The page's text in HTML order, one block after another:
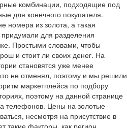
комбинации, подходящие под
для конечного покупателя.
номера из золота, а такая
для разделения
Простыми словами, чтобы
и стоит ли своих денег. На
становятся уже менее
не отменял, поэтому и мы решили
маркетплейса по подбору
поэтому на данной странице
телефонов. Цены на золотые
несмотря на присутствие в
такие факторы, как регион